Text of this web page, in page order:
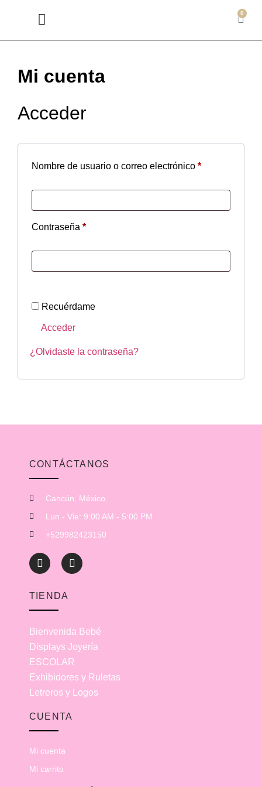
0
Mi cuenta
Acceder
Nombre de usuario o correo electrónico *
Contraseña *
Recuérdame
Acceder
¿Olvidaste la contraseña?
CONTÁCTANOS
Cancún, México.
Lun - Vie: 9:00 AM - 5:00 PM
+529982423150
TIENDA
Bienvenida Bebé
Displays Joyería
ESCOLAR
Exhibidores y Ruletas
Letreros y Logos
CUENTA
Mi cuenta
Mi carrito